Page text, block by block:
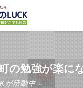
の勉強が楽に
が活動中 –